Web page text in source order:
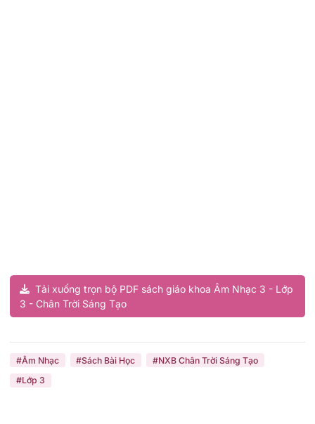
Tải xuống trọn bộ PDF sách giáo khoa Âm Nhạc 3 - Lớp
3 - Chân Trời Sáng Tạo
#Âm Nhạc #Sách Bài Học
#NXB Chân Trời Sáng Tạo
#Lớp 3